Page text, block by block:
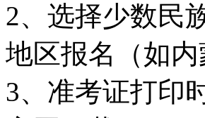
2、选择少数民
地区报名（如
3、准考证打印